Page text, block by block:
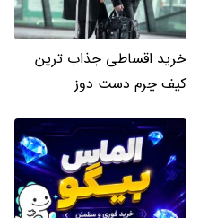
خرید اقساطی جذاب ترین
کیف چرم دست دوز